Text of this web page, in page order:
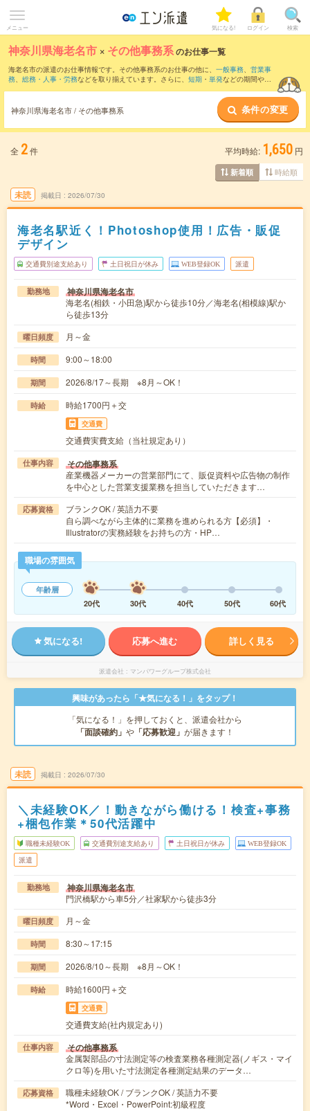
メニュー 気になる! ログイン 検索
神奈川県海老名市 × その他事務系のお仕事一覧
海老名市の派遣のお仕事情報です。その他事務系のお仕事の他に、 一般事務、 営業事
務、 総務・人事・労務などを取り揃えています。さらに、 短期 ・ 単発などの期間や、
神奈川県海老名市 / その他事務系 条件の変更
全 2件 平均時給: 1,650 円
新着順 時給順
未読 掲載日 2026/07/30
海老名駅近く！Photoshop使用！広告・販促
デザイン
交通費別途支給あり 土日祝日が休み WEB登録OK 派遣
勤務地 神奈川県海老名市
海老名(相鉄・小田急)駅から徒歩10分／海老名(相模線)駅か
ら徒歩13分
曜日頻度 月～金
時間 9:00～18:00
期間 2026/8/17～長期 ※8月～OK！
時給 時給1700円＋交
交通費
交通費実費支給（当社規定あり）
仕事内容 その他事務系
産業機器メーカーの営業部門にて、販促資料や広告物の制作
を中心とした営業支援業務を担当していただきます…
応募資格
ブランクOK / 英語力不要
自ら調べながら主体的に業務を進められる方【必須】・
Illustratorの実務経験をお持ちの方・HP…
職場の雰囲気
年齢層
20代
30代 40代 50代 60代
気になる! 応募へ進む 詳しく見る
派遣会社 マンパワーグループ株式会社
興味があったら「★気になる！」をタップ！
「気になる！」を押しておくと、派遣会社から
「面談確約」 や 「応募歓迎」 が届きます！
未読 掲載日 2026/07/30
＼未経験OK／！動きながら働ける！検査+事務
+梱包作業＊50代活躍中
職種未経験OK 交通費別途支給あり 土日祝日が休み WEB登録OK
派遣
勤務地 神奈川県海老名市
門沢橋駅から車5分／社家駅から徒歩3分
曜日頻度 月～金
時間 8:30～17:15
期間 2026/8/10～長期 ※8月～OK！
時給 時給1600円＋交
交通費
交通費支給(社内規定あり)
仕事内容 その他事務系
金属製部品の寸法測定等の検査業務各種測定器(ノギス・マイ
クロ等)を用いた寸法測定各種測定結果のデータ…
応募資格
職種未経験OK / ブランクOK / 英語力不要
*Word・Excel・PowerPoint:初級程度